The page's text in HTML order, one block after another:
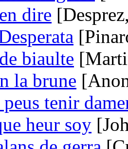
dire
biaulte
la brune
peus tenir
heur soy